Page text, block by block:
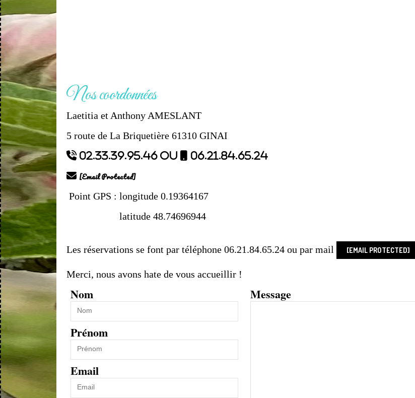
Nos coordonnées
Laetitia et Anthony AMESLANT
5 route de La Briquetière 61310 GINAI
 02.33.39.95.46 ou
06.21.84.65.24
 [email Protected]
Point GPS : longitude 0.19364167
latitude 48.74696944
Les réservations se font par téléphone 06.21.84.65.24 ou par mail [EMAIL PROTECTED]
Merci, nous avons hate de vous accueillir !
Nom
Prénom
Email
Message